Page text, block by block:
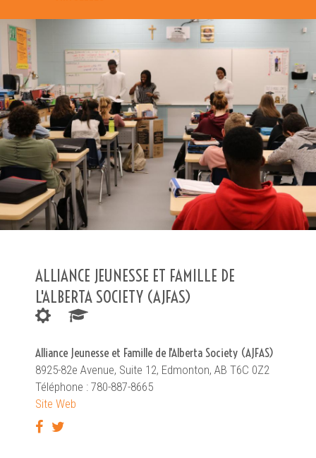
RECHERCHE DANS LE RÉPERTOIRE
RECHERCHER Recherche avancée
ALLIANCE JEUNESSE ET FAMILLE DE
L'ALBERTA SOCIETY (AJFAS)
Alliance Jeunesse et Famille de l'Alberta Society (AJFAS)
8925-82e Avenue, Suite 12, Edmonton, AB T6C 0Z2
Téléphone : 780-887-8665
Site Web